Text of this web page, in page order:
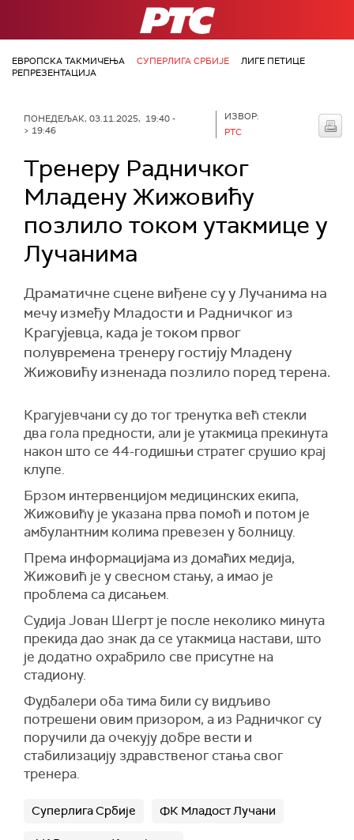
РТС
ЕВРОПСКА ТАКМИЧЕЊА СУПЕРЛИГА СРБИЈЕ
ЛИГЕ ПЕТИЦЕ
РЕПРЕЗЕНТАЦИЈА
ПОНЕДЕЉАК, 03.11.2025, 19:40 -
> 19:46
ИЗВОР:
РТС
Тренеру Радничког
Младену Жижовићу
позлило током утакмице у
Лучанима
Драматичне сцене виђене су у Лучанима на
мечу између Младости и Радничког из
Крагујевца, када је током првог
полувремена тренеру гостију Младену
Жижовићу изненада позлило поред терена.
Крагујевчани су до тог тренутка већ стекли
два гола предности, али је утакмица прекинута
након што се 44-годишњи стратег срушио крај
клупе.
Брзом интервенцијом медицинских екипа,
Жижовићу је указана прва помоћ и потом је
амбулантним колима превезен у болницу.
Према информацијама из домаћих медија,
Жижовић је у свесном стању, а имао је
проблема са дисањем.
Судија Јован Шегрт је после неколико минута
прекида дао знак да се утакмица настави, што
је додатно охрабрило све присутне на
стадиону.
Фудбалери оба тима били су видљиво
потрешени овим призором, а из Радничког су
поручили да очекују добре вести и
стабилизацију здравственог стања свог
тренера.
Суперлига Србије ФК Младост Лучани